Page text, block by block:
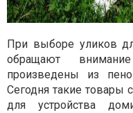
При выборе уликов
обращают
произведены из
Сегодня такие
для устройства